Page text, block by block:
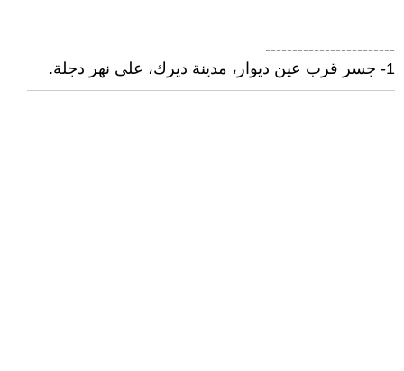
------------------------
1- جسر قرب عين ديوار، مدينة ديرك، على نهر دجلة.